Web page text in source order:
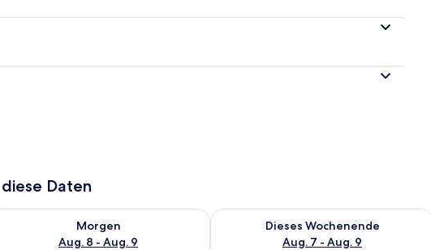
Daten
Aug. 7 - Aug. 8.
Morgen
Aug. 8 - Aug. 9
die Verfügbarkeit für morgen, Aug. 8 - Aug. 9.
Dieses Wochenende
Aug. 7 - Aug. 9
Überprüfe die Verfügbarkeit für